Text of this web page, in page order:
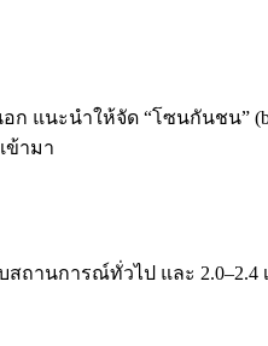
แนะนำให้จัด “โซนกันชน”
ข้ามา
านการณ์ทั่วไป และ 2.0–2.4